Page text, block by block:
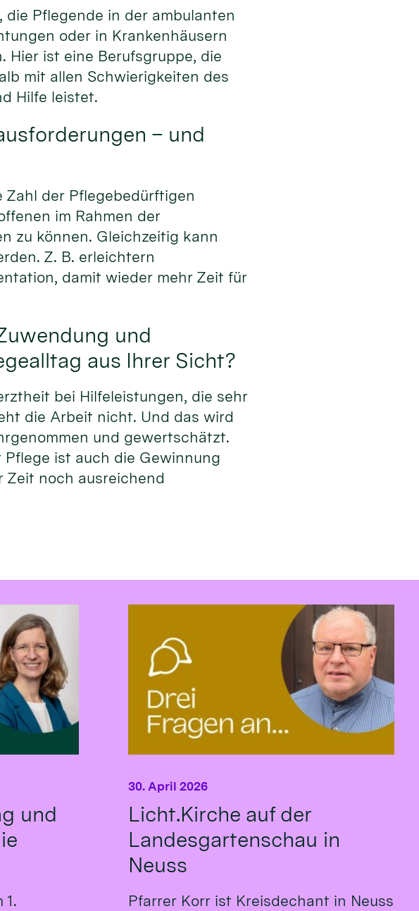
Pflegende in der ambulanten
oder in Krankenhäusern
Hier ist eine Berufsgruppe, die
mit allen Schwierigkeiten des
Hilfe leistet.
– und
der Pflegebedürftigen
im Rahmen der
zu können. Gleichzeitig kann
Z. B. erleichtern
damit wieder mehr Zeit für
und
aus Ihrer Sicht?
bei Hilfeleistungen, die sehr
die Arbeit nicht. Und das wird
und gewertschätzt.
ist auch die Gewinnung
Zeit noch ausreichend
und
1.
Licht.Kirche auf der
Landesgartenschau in
Neuss
30. April 2026
Pfarrer Korr ist Kreisdechant in Neuss